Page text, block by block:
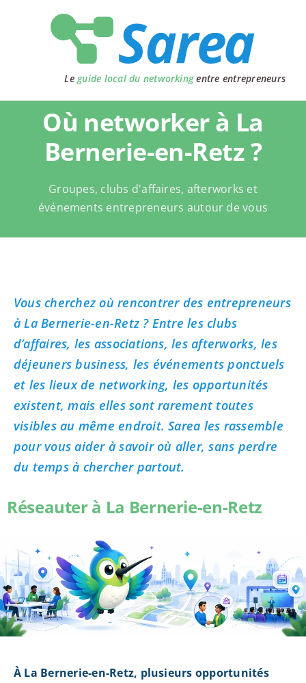
Le guide local du networkingentre entrepreneurs
Où networker à La
Bernerie-en-Retz ?
Groupes, clubs d'affaires, afterworks et
événements entrepreneurs autour de vous
Vous cherchez où rencontrer des entrepreneurs
à La Bernerie-en-Retz ? Entre les clubs
d’affaires, les associations, les afterworks, les
déjeuners business, les événements ponctuels
et les lieux de networking, les opportunités
existent, mais elles sont rarement toutes
visibles au même endroit. Sarea les rassemble
pour vous aider à savoir où aller, sans perdre
du temps à chercher partout.
Réseauter à La Bernerie-en-Retz
À La Bernerie-en-Retz, plusieurs opportunités